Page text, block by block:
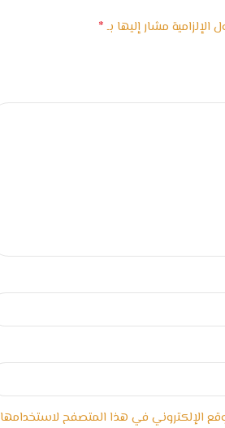
الإلزامية مشار إليها بـ*
الإلكتروني في هذا المتصفح لاستخدامها